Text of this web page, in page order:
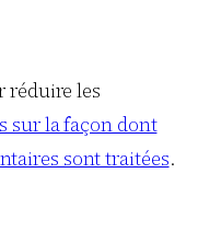
réduire les
sur la façon dont
sont traitées.